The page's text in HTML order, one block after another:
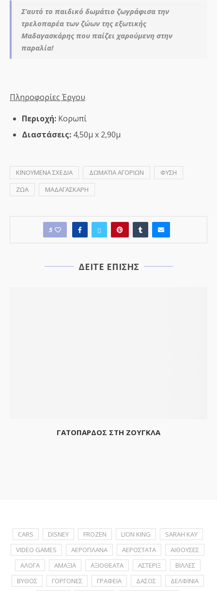
Σ’αυτό το παιδικό δωμάτιο ζωγράφισα την
τρελοπαρέα των ζώων της εξωτικής
Μαδαγασκάρης που παίζει χαρούμενη στην
παραλία!
Πληροφορίες Έργου
Περιοχή: Κορωπί
Διαστάσεις: 4,50μ x 2,90μ
ΚΙΝΟΥΜΕΝΑ ΣΧΕΔΙΑ ΔΩΜΑΤΙΑ ΑΓΟΡΙΩΝ
ΦΥΣΗ
ΖΩΑ
ΜΑΔΑΓΑΣΚΑΡΗ
5
ΔΕΙΤΕ ΕΠΙΣΗΣ
ΓΑΤΟΠΑΡΔΟΣ ΣΤΗ ΖΟΥΓΚΛΑ
CARS DISNEY FROZEN LION KING
SARAH KAY
VIDEO GAMES
ΑΕΡΟΠΛΑΝΑ ΑΕΡΟΣΤΑΤΑ
ΑΙΘΟΥΣΕΣ
ΑΛΟΓΑ
ΑΜΑΞΙΑ ΑΞΙΟΘΕΑΤΑ ΑΣΤΕΡΙΞ
ΒΙΛΛΕΣ
ΒΥΘΟΣ
ΓΟΡΓΟΝΕΣ ΓΡΑΦΕΙΑ ΔΑΣΟΣ
ΔΕΛΦΙΝΙΑ